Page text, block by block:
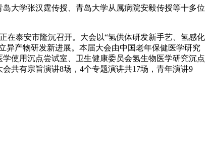
大学张汉霆传授、青岛大学从属病院安毅传授等十多位
泰安市隆沉召开。大会以“氢供体研发新手艺、氢感化
异产物研发新进展。本届大会由中国老年保健医学研究
使用沉点尝试室、卫生健康委员会氢生物医学研究沉点
共有宗旨演讲8场，4个专题演讲共17场，青年演讲9